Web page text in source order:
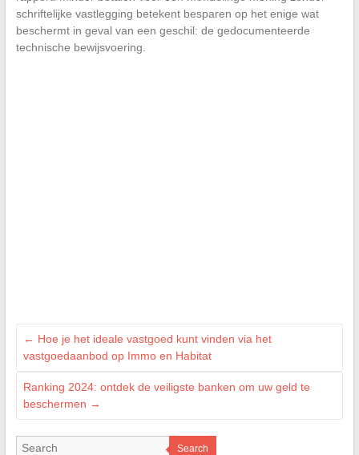
schriftelijke vastlegging betekent besparen op het enige wat
beschermt in geval van een geschil: de gedocumenteerde
technische bewijsvoering.
← Hoe je het ideale vastgoed kunt vinden via het
vastgoedaanbod op Immo en Habitat
Ranking 2024: ontdek de veiligste banken om uw geld te
beschermen →
Search